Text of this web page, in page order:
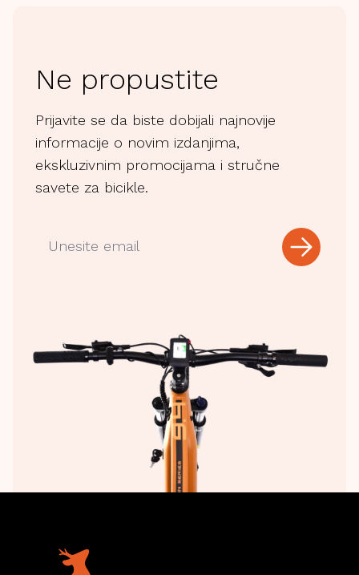
Ne propustite
Prijavite se da biste dobijali najnovije
informacije o novim izdanjima,
ekskluzivnim promocijama i stručne
savete za bicikle.